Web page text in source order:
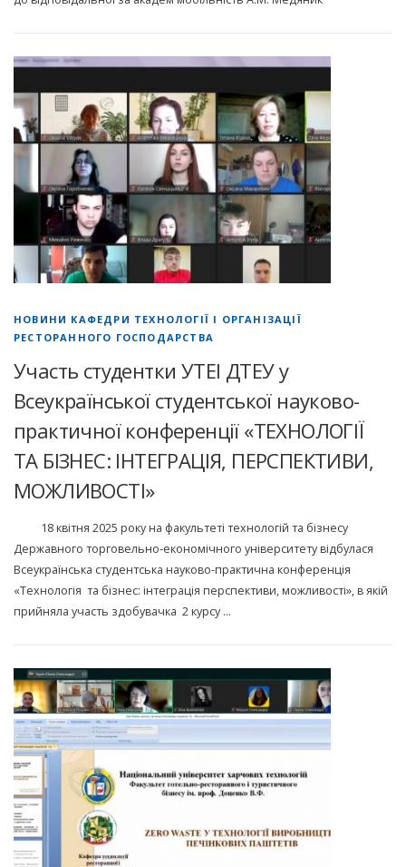
НОВИНИ КАФЕДРИ ТЕХНОЛОГІЇ І ОРГАНІЗАЦІЇ
РЕСТОРАННОГО ГОСПОДАРСТВА
Участь студентки УТЕІ ДТЕУ у
Всеукраїнської студентської науково-
практичної конференції «ТЕХНОЛОГІЇ
ТА БІЗНЕС: ІНТЕГРАЦІЯ, ПЕРСПЕКТИВИ,
МОЖЛИВОСТІ»
18 квітня 2025 року на факультеті технологій та бізнесу
Державного торговельно-економічного університету відбулася
Всеукраїнська студентська науково-практична конференція
«Технологія та бізнес: інтеграція перспективи, можливості», в якій
прийняла участь здобувачка 2 курсу …